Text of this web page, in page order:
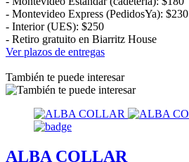
- Montevideo Express (PedidosYa): $230
- Interior (UES): $250
- Retiro gratuito en Biarritz House
Ver plazos de entregas
También te puede interesar
ALBA COLLAR